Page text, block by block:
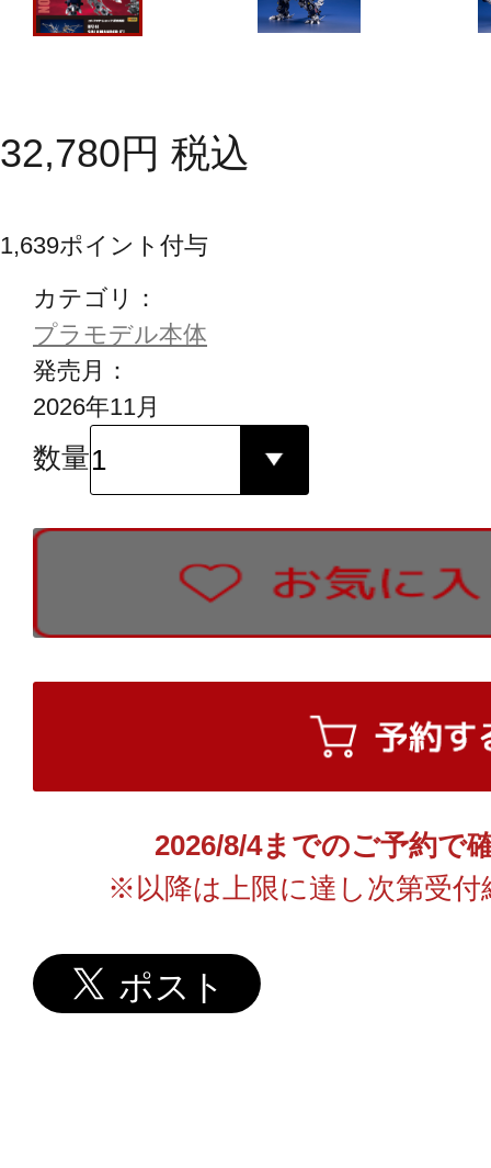
32,780円 税込
1,639ポイント付与
カテゴリ：
プラモデル本体
発売月：
2026年11月
数量
2026/8/4までのご予約で
※以降は上限に達し次第受付